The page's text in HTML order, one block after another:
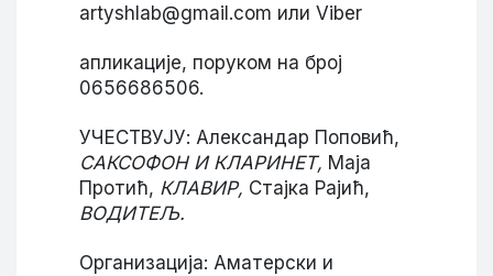
artyshlab@gmail.com или Viber
апликације, поруком на број
0656686506.
УЧЕСТВУЈУ: Александар Поповић,
САКСОФОН И КЛАРИНЕТ, Маја
Протић, КЛАВИР, Стајка Рајић,
ВОДИТЕЉ.
Организација: Аматерски и